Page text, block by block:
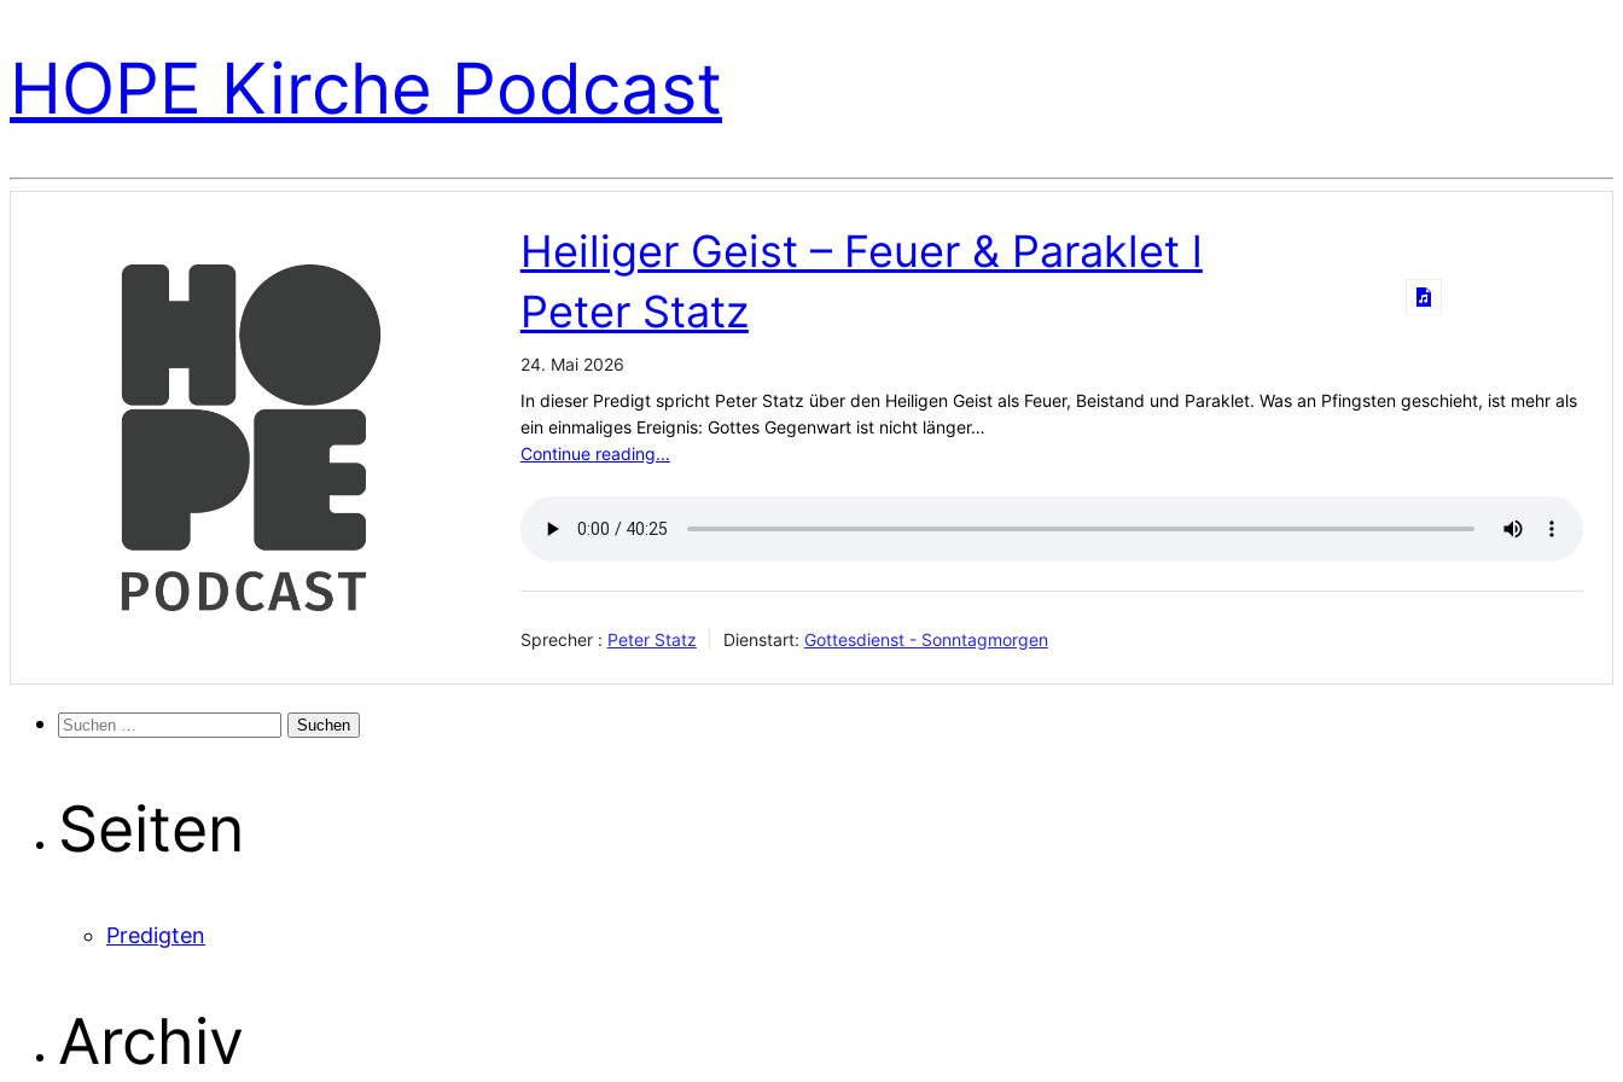
HOPE Kirche Podcast
Heiliger Geist – Feuer & Paraklet l
Peter Statz
24. Mai 2026
In dieser Predigt spricht Peter Statz über den Heiligen Geist als Feuer, Beistand und Paraklet. Was an Pfingsten geschieht, ist mehr als
ein einmaliges Ereignis: Gottes Gegenwart ist nicht länger…
Continue reading...
Sprecher : Peter Statz Dienstart: Gottesdienst - Sonntagmorgen
Suchen
Seiten
Predigten
Archiv